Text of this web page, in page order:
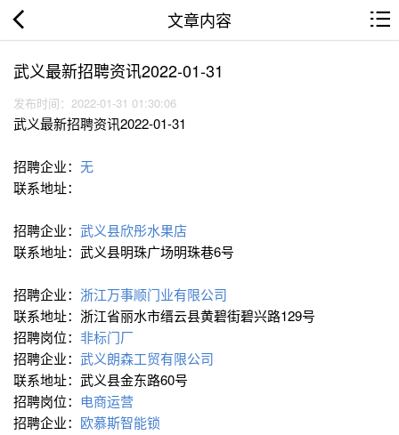
文章内容
武义最新招聘资讯2022-01-31
发布时间：2022-01-31 01:30:06
武义最新招聘资讯2022-01-31
招聘企业： 无
联系地址：
招聘企业： 武义县欣彤水果店
联系地址：武义县明珠广场明珠巷6号
招聘企业： 浙江万事顺门业有限公司
联系地址：浙江省丽水市缙云县黄碧街碧兴路129号
招聘岗位： 非标门厂
招聘企业： 武义朗森工贸有限公司
联系地址：武义县金东路60号
招聘岗位： 电商运营
招聘企业： 欧慕斯智能锁